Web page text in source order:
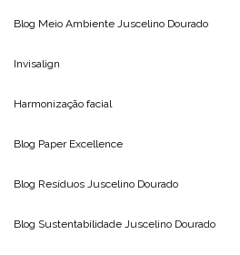
Blog Meio Ambiente Juscelino Dourado
Invisalign
Harmonização facial
Blog Paper Excellence
Blog Resíduos Juscelino Dourado
Blog Sustentabilidade Juscelino Dourado